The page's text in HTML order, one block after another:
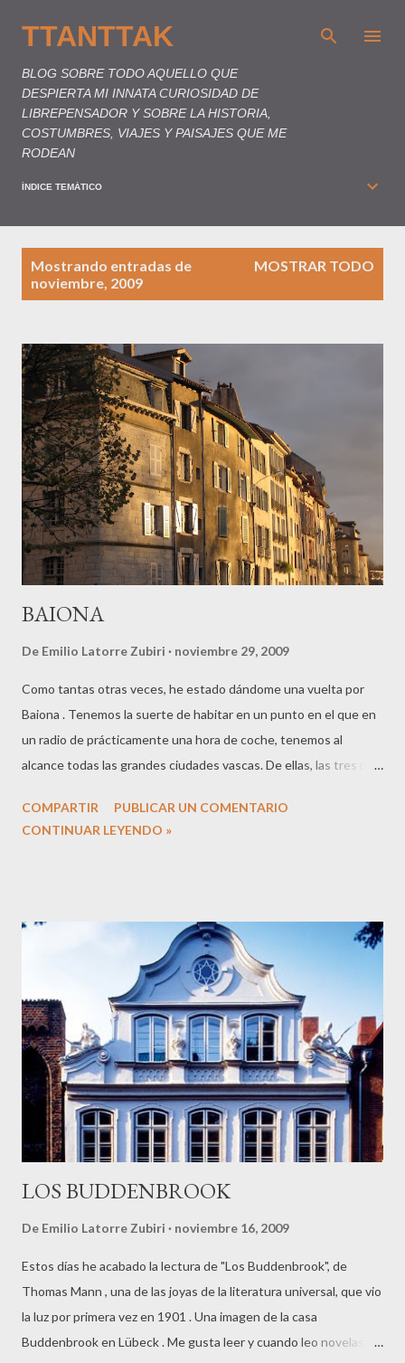
TTANTTAK
BLOG SOBRE TODO AQUELLO QUE
DESPIERTA MI INNATA CURIOSIDAD DE
LIBREPENSADOR Y SOBRE LA HISTORIA,
COSTUMBRES, VIAJES Y PAISAJES QUE ME
RODEAN
ÍNDICE TEMÁTICO
Mostrando entradas de
noviembre, 2009
MOSTRAR TODO
BAIONA
De Emilio Latorre Zubiri noviembre 29, 2009
Como tantas otras veces, he estado dándome una vuelta por
Baiona . Tenemos la suerte de habitar en un punto en el que en
un radio de prácticamente una hora de coche, tenemos al
alcance todas las grandes ciudades vascas. De ellas, las tres más
muchos elementos en común, entre ellos su carácter histórico,
vida un salto cercano a un mundo diferente y para algunos, un
viaje sin fecha de caducidad. Afortunadamente, aquellos años
pasaron y la frontera, aunque existe, se irá diluyendo cada vez
más con el paso de los años. Pasear por el casco antiguo de
Baiona es una delicia y da gusto ver cómo han conservado los
edificios, las tiendas y locales, modernizándose sin perder nad...
COMPARTIR
PUBLICAR UN COMENTARIO
CONTINUAR LEYENDO »
LOS BUDDENBROOK
De Emilio Latorre Zubiri noviembre 16, 2009
Estos días he acabado la lectura de "Los Buddenbrook", de
Thomas Mann , una de las joyas de la literatura universal, que vio
la luz por primera vez en 1901 . Una imagen de la casa
Buddenbrook en Lübeck . Me gusta leer y cuando leo novelas